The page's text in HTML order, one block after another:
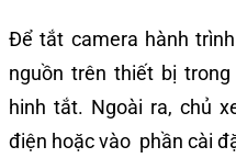
Để tắt camera hành
nguồn trên thiết bị
hinh tắt. Ngoài ra, chủ
điện hoặc vào phần cài